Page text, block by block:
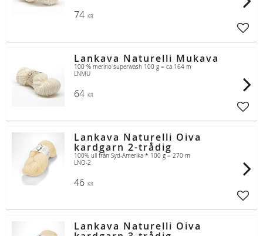
74 KR
Lankava Naturelli Mukava
100 % merino superwash 100 g = ca 164 m
LNMU
64 KR
Lankava Naturelli Oiva
kardgarn 2-trådig
100% ull från Syd-Amerika * 100 g = 270 m
LNO-2
46 KR
Lankava Naturelli Oiva